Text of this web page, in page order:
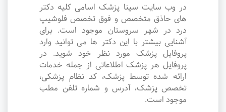
در وب سایت سینا پزشک اسامی کلیه دکتر
های حاذق متخصص و فوق تخصص فلوشیپ
درد در شهر سروستان موجود است. برای
آشنایی بیشتر با این دکتر ها می توانید وارد
پروفایل پزشک مورد نظر خود شوید. در
پروفایل هر پزشک اطلاعاتی از جمله خدمات
ارائه شده توسط پزشک، کد نظام پزشکی،
تخصص پزشک، آدرس و شماره تلفن مطب
موجود است.